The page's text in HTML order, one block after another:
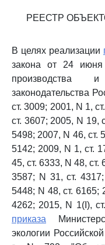
РЕЕСТР
В целях реализации
закона от 24
производства
законодательства
ст. 3009; 2001, N 1,
ст. 3607; 2005, N 19,
5498; 2007, N 46, ст.
5142; 2009, N 1, ст.
45, ст. 6333, N 48, ст.
3587; N 31, ст.
5448; N 48, ст. 6165;
4262; 2015, N 1(I),
приказа
экологии